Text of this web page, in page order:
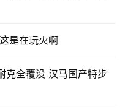
是在玩火啊
克全覆没 汉马国产特步